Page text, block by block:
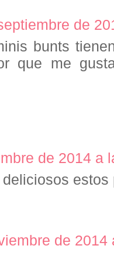
de
bunts
que me
de 2014 a
estos
de 2014